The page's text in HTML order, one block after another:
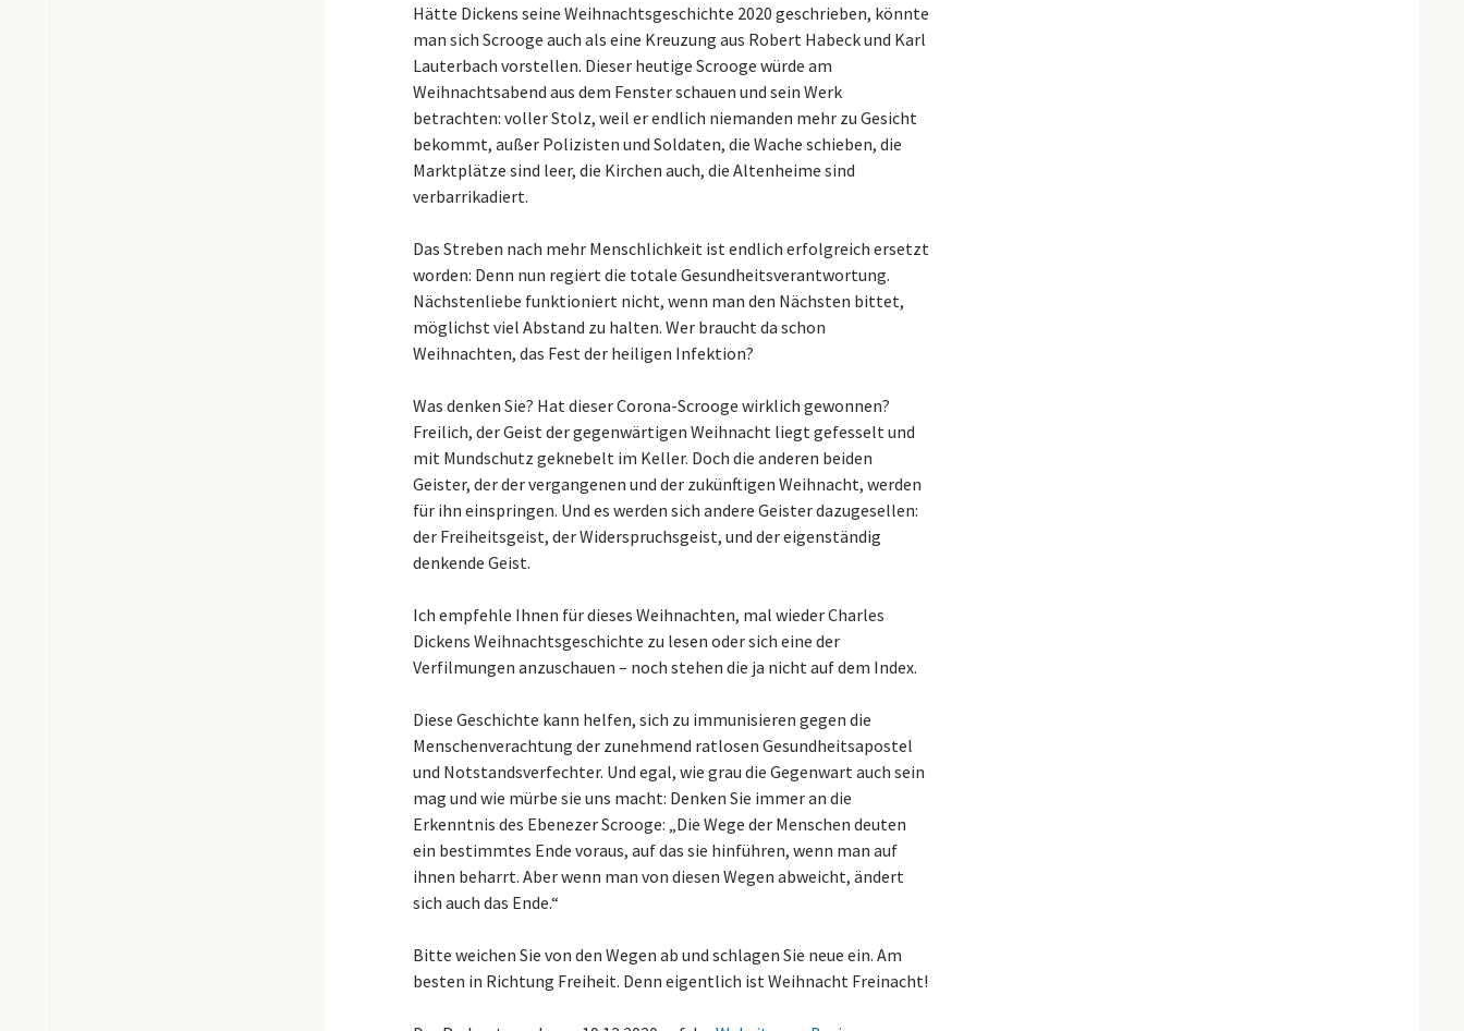
Hätte Dickens seine Weihnachtsgeschichte 2020 geschrieben, könnte
man sich Scrooge auch als eine Kreuzung aus Robert Habeck und Karl
Lauterbach vorstellen. Dieser heutige Scrooge würde am
Weihnachtsabend aus dem Fenster schauen und sein Werk
betrachten: voller Stolz, weil er endlich niemanden mehr zu Gesicht
bekommt, außer Polizisten und Soldaten, die Wache schieben, die
Marktplätze sind leer, die Kirchen auch, die Altenheime sind
verbarrikadiert.
Das Streben nach mehr Menschlichkeit ist endlich erfolgreich ersetzt
worden: Denn nun regiert die totale Gesundheitsverantwortung.
Nächstenliebe funktioniert nicht, wenn man den Nächsten bittet,
möglichst viel Abstand zu halten. Wer braucht da schon
Weihnachten, das Fest der heiligen Infektion?
Was denken Sie? Hat dieser Corona-Scrooge wirklich gewonnen?
Freilich, der Geist der gegenwärtigen Weihnacht liegt gefesselt und
mit Mundschutz geknebelt im Keller. Doch die anderen beiden
Geister, der der vergangenen und der zukünftigen Weihnacht, werden
für ihn einspringen. Und es werden sich andere Geister dazugesellen:
der Freiheitsgeist, der Widerspruchsgeist, und der eigenständig
denkende Geist.
Ich empfehle Ihnen für dieses Weihnachten, mal wieder Charles
Dickens Weihnachtsgeschichte zu lesen oder sich eine der
Verfilmungen anzuschauen – noch stehen die ja nicht auf dem Index.
Diese Geschichte kann helfen, sich zu immunisieren gegen die
Menschenverachtung der zunehmend ratlosen Gesundheitsapostel
und Notstandsverfechter. Und egal, wie grau die Gegenwart auch sein
mag und wie mürbe sie uns macht: Denken Sie immer an die
Erkenntnis des Ebenezer Scrooge: „Die Wege der Menschen deuten
ein bestimmtes Ende voraus, auf das sie hinführen, wenn man auf
ihnen beharrt. Aber wenn man von diesen Wegen abweicht, ändert
sich auch das Ende.“
Bitte weichen Sie von den Wegen ab und schlagen Sie neue ein. Am
besten in Richtung Freiheit. Denn eigentlich ist Weihnacht Freinacht!